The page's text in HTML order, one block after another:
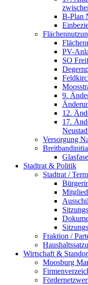
B-Plan
PV-
SO
9.
12.
17.
Versorgung
Stadtrat & Politik
Stadtrat /
Fraktion /
Wirtschaft &
Moosburg